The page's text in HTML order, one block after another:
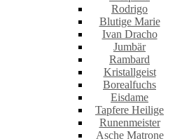
Rodrigo
Blutige Marie
Ivan Dracho
Jumbär
Rambard
Kristallgeist
Borealfuchs
Eisdame
Tapfere Heilige
Runenmeister
Asche Matrone